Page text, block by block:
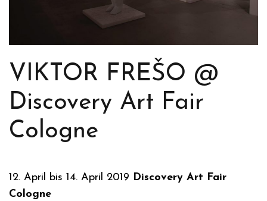
VIKTOR FREŠO @
Discovery Art Fair
Cologne
12. April bis 14. April 2019 Discovery Art Fair
Cologne